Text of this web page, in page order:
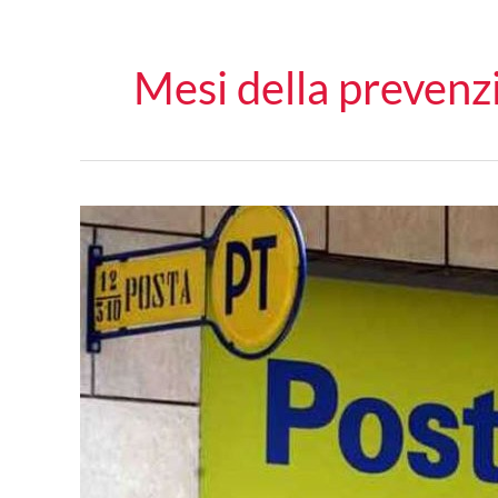
Mesi della